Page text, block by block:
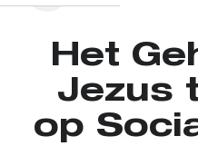
Het
Jezus
op